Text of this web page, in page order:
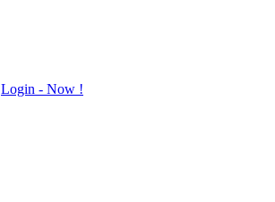
Login - Now !